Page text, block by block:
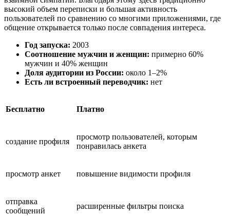
высокий объем переписки и большая активность
пользователей по сравнению со многими приложениями, где
общение открывается только после совпадения интереса.
Год запуска: 2003
Соотношение мужчин и женщин: примерно 60%
мужчин и 40% женщин
Доля аудитории из России: около 1–2%
Есть ли встроенный переводчик: нет
Бесплатно Платно
создание профиля
просмотр пользователей, которым
понравилась анкета
просмотр анкет повышение видимости профиля
отправка
сообщений
расширенные фильтры поиска